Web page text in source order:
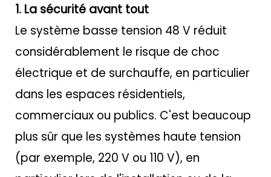
1. La sécurité avant tout
Le système basse tension 48 V réduit
considérablement le risque de choc
électrique et de surchauffe, en particulier
dans les espaces résidentiels,
commerciaux ou publics. C'est beaucoup
plus sûr que les systèmes haute tension
(par exemple, 220 V ou 110 V), en